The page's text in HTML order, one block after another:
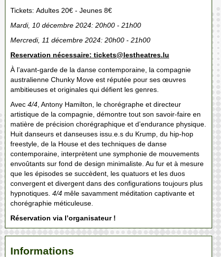
Tickets: Adultes 20€ - Jeunes 8€
Mardi, 10 décembre 2024: 20h00 - 21h00
Mercredi, 11 décembre 2024: 20h00 - 21h00
Reservation nécessaire: tickets@lestheatres.lu
À l’avant-garde de la danse contemporaine, la compagnie
australienne Chunky Move est réputée pour ses œuvres
ambitieuses et originales qui défient les genres.
Avec 4/4 , Antony Hamilton, le chorégraphe et directeur
artistique de la compagnie, démontre tout son savoir-faire en
matière de précision chorégraphique et d’endurance physique.
Huit danseurs et danseuses issu.e.s du Krump, du hip-hop
freestyle, de la House et des techniques de danse
contemporaine, interprètent une symphonie de mouvements
envoûtants sur fond de design minimaliste. Au fur et à mesure
que les épisodes se succèdent, les quatuors et les duos
convergent et divergent dans des configurations toujours plus
hypnotiques. 4/4 mêle savamment méditation captivante et
chorégraphie méticuleuse.
Réservation via l’organisateur !
Informations